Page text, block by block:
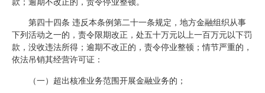
第四十四条 违反本条例第二十一条规定，地方金融组织从事
下列活动之一的，责令限期改正，处五十万元以上一百万元以下罚
款，没收违法所得；逾期不改正的，责令停业整顿；情节严重的，
依法吊销其经营许可证：
（一）超出核准业务范围开展金融业务的；